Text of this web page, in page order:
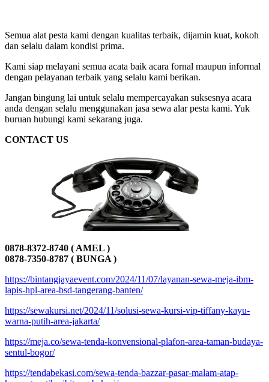
Semua alat pesta kami dengan kualitas terbaik, dijamin kuat, kokoh
dan selalu dalam kondisi prima.
Kami siap melayani semua acata baik acara fornal maupun informal
dengan pelayanan terbaik yang selalu kami berikan.
Jangan bingung lai untuk selalu mempercayakan suksesnya acara
anda dengan selalu menggunakan jasa sewa alar pesta kami. Yuk
buruan hubungi kami sekarang juga.
CONTACT US
0878-8372-8740 ( AMEL )
0878-7350-8787 ( BUNGA )
https://bintangjayaevent.com/2024/11/07/layanan-sewa-meja-ibm-
lapis-hpl-area-bsd-tangerang-banten/
https://sewakursi.net/2024/11/solusi-sewa-kursi-vip-tiffany-kayu-
warna-putih-area-jakarta/
https://meja.co/sewa-tenda-konvensional-plafon-area-taman-budaya-
sentul-bogor/
https://tendabekasi.com/sewa-tenda-bazzar-pasar-malam-atap-